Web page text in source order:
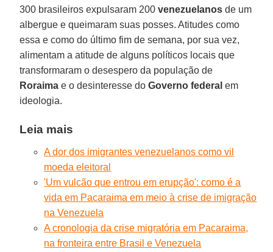
300 brasileiros expulsaram 200venezuelanos de um
albergue e queimaram suas posses. Atitudes como
essa e como do último fim de semana, por sua vez,
alimentam a atitude de alguns políticos locais que
transformaram o desespero da população de
Roraima e o desinteresse doGoverno federal em
ideologia.
Leia mais
A dor dos imigrantes venezuelanos como vil
moeda eleitoral
'Um vulcão que entrou em erupção': como é a
vida em Pacaraima em meio à crise de imigração
na Venezuela
A cronologia da crise migratória em Pacaraima,
na fronteira entre Brasil e Venezuela